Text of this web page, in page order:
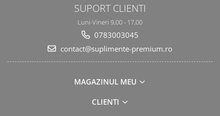
SUPORT CLIENTI
Luni-Vineri 9,00 - 17,00
0783003045
contact@suplimente-premium.ro
MAGAZINUL MEU
CLIENTI